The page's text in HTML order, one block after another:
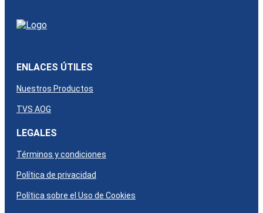
ENLACES ÚTILES
Nuestros Productos
TVS AOG
LEGALES
Términos y condiciones
Política de privacidad
Política sobre el Uso de Cookies